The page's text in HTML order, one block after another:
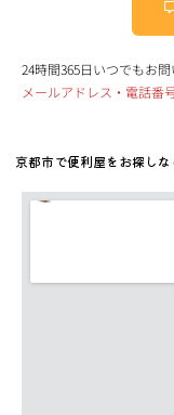
24時間365日いつでもお問
メールアドレス・電話番
京都市で便利屋をお探し